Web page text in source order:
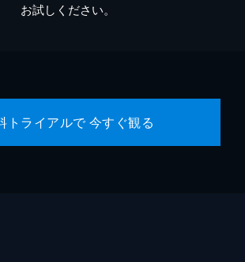
お試しください。
トライアルで 今すぐ観る